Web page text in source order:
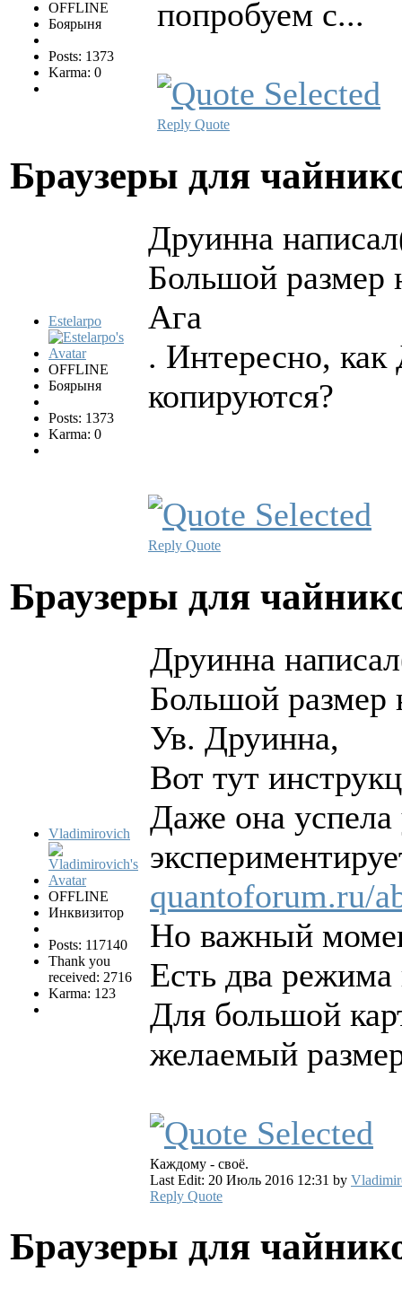
OFFLINE
Боярыня
Posts: 1373
Karma: 0
попробуем с...
Reply Quote
Браузеры для
Estelarpo
OFFLINE
Боярыня
Posts: 1373
Karma: 0
Друинна
Большой размер
Ага
. Интересно,
копируются?
Reply Quote
Браузеры для
Vladimirovich
OFFLINE
Инквизитор
Posts: 117140
Thank you
received: 2716
Karma: 123
Друинна
Большой размер
Ув. Друинна,
Вот тут
Даже она успела
quantoforum.ru/
Но важный
Есть два
Для большой
желаемый
Каждому - своё.
Last Edit: 20 Июль 2016 12:31 by
Reply Quote
Браузеры для